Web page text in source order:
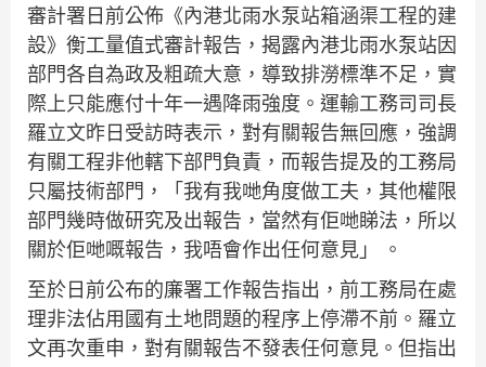
審計署日前公佈《內港北雨水泵站箱涵渠工程的建
設》衡工量值式審計報告，揭露內港北雨水泵站因
部門各自為政及粗疏大意，導致排澇標準不足，實
際上只能應付十年一遇降雨強度。運輸工務司司長
羅立文昨日受訪時表示，對有關報告無回應，強調
有關工程非他轄下部門負責，而報告提及的工務局
只屬技術部門，「我有我哋角度做工夫，其他權限
部門幾時做研究及出報告，當然有佢哋睇法，所以
關於佢哋嘅報告，我唔會作出任何意見」 。
至於日前公布的廉署工作報告指出，前工務局在處
理非法佔用國有土地問題的程序上停滯不前。羅立
文再次重申，對有關報告不發表任何意見。但指出